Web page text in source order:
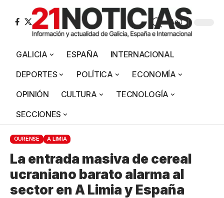
Aa
GALICIA ESPAÑA
INTERNACIONAL
DEPORTES
POLÍTICA
ECONOMÍA
OPINIÓN
CULTURA
TECNOLOGÍA
SECCIONES
OURENSE A LIMIA
La entrada masiva de cereal
ucraniano barato alarma al
sector en A Limia y España